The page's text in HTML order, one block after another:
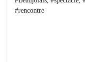
#rencontre